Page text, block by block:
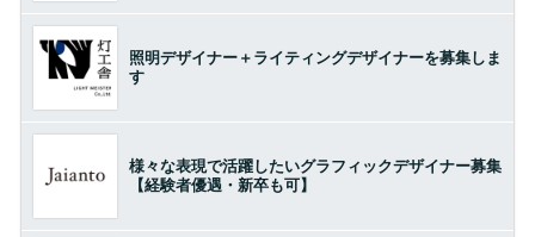
照明デザイナー＋ライティングデザイナーを募集しま
す
様々な表現で活躍したいグラフィックデザイナー募集
【経験者優遇・新卒も可】